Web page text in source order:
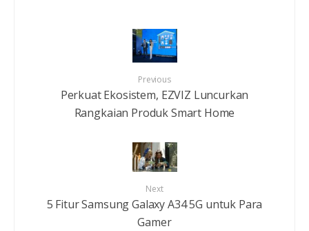
Previous
Perkuat Ekosistem, EZVIZ Luncurkan
Rangkaian Produk Smart Home
Next
5 Fitur Samsung Galaxy A34 5G untuk Para
Gamer